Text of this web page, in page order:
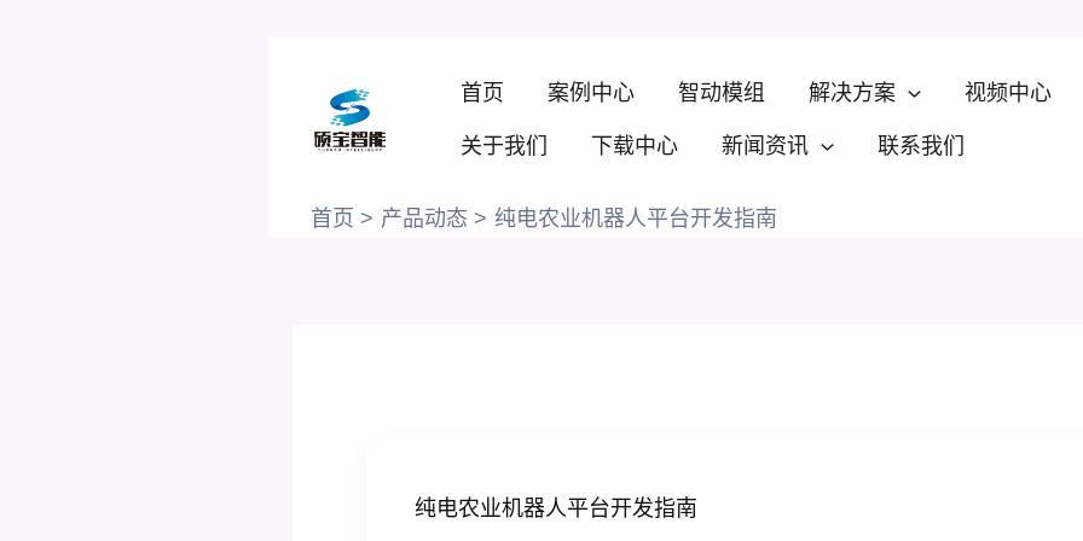
首页 案例中心 智动模组 解决方案 视频中心
关于我们 下载中心 新闻资讯 联系我们
首页 产品动态 纯电农业机器人平台开发指南
纯电农业机器人平台开发指南